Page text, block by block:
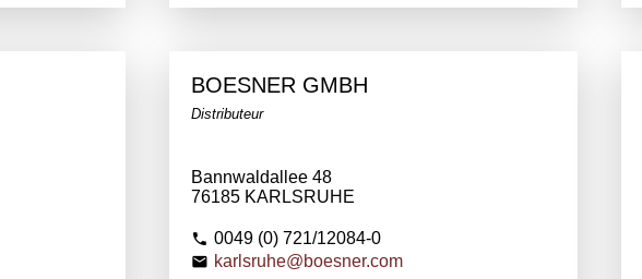
BOESNER GMBH
Distributeur
Bannwaldallee 48
76185 KARLSRUHE
0049 (0) 721/12084-0
karlsruhe@boesner.com